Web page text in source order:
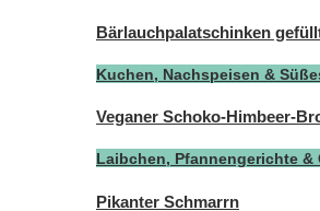
Bärlauchpalatschinken
Kuchen, Nachspeisen &
Veganer Schoko-Himbeer-
Laibchen, Pfannengerichte &
Pikanter Schmarrn